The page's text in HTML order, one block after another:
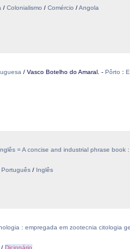
/ Colonialismo / Comércio /Angola
/ Vasco Botelho do Amaral. - Pôrto :
= A concise and industrial phrase
Português / Inglês
: empregada em zootecnia citologia
/ Dicionário